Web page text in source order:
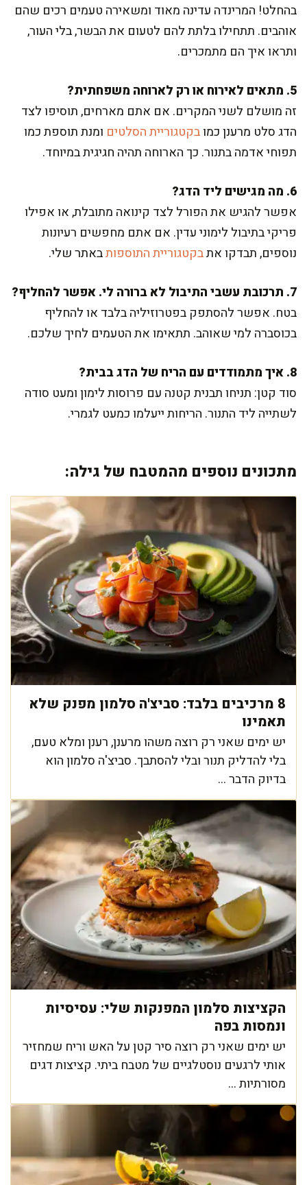
בהחלט! המרינדה עדינה מאוד ומשאירה טעמים רכים שהם
אוהבים. תתחילו בלתת להם לטעום את הבשר, בלי העור,
ותראו איך הם מתמכרים.
5. מתאים לאירוח או רק לארוחה משפחתית?
זה מושלם לשני המקרים. אם אתם מארחים, תוסיפו לצד
הדג סלט מרענן כמובקטגוריית הסלטים ומנת תוספת כמו
תפוחי אדמה בתנור. כך הארוחה תהיה חגיגית במיוחד.
6. מה מגישים ליד הדג?
אפשר להגיש את הפורל לצד קינואה מתובלת, או אפילו
פריקי בתיבול לימוני עדין. אם אתם מחפשים רעיונות
נוספים, תבדקו אתבקטגוריית התוספותבאתר שלי.
7. תרכובת עשבי התיבול לא ברורה לי. אפשר להחליף?
בטח. אפשר להסתפק בפטרוזיליה בלבד או להחליף
בכוסברה למי שאוהב. תתאימו את הטעמים לחיך שלכם.
8. איך מתמודדים עם הריח של הדג בבית?
סוד קטן: תניחו תבנית קטנה עם פרוסות לימון ומעט סודה
לשתייה ליד התנור. הריחות ייעלמו כמעט לגמרי.
מתכונים נוספים מהמטבח של גילה:
8 מרכיבים בלבד: סביצ'ה סלמון מפנק שלא
תאמינו
יש ימים שאני רק רוצה משהו מרענן, רענן ומלא טעם,
בלי להדליק תנור ובלי להסתבך. סביצ'ה סלמון הוא
בדיוק הדבר ...
הקציצות סלמון המפנקות שלי: עסיסיות
ונמסות בפה
יש ימים שאני רק רוצה סיר קטן על האש וריח שמחזיר
אותי לרגעים נוסטלגיים של מטבח ביתי. קציצות דגים
מסורתיות ...